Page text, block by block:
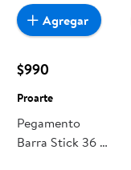
$990
Proarte
Pegamento
Barra Stick 36 G
Agregar